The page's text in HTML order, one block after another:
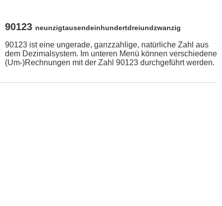
90123 neunzigtausendeinhundertdreiundzwanzig
90123 ist eine ungerade, ganzzahlige, natürliche Zahl aus
dem Dezimalsystem. Im unteren Menü können verschiedene
(Um-)Rechnungen mit der Zahl 90123 durchgeführt werden.